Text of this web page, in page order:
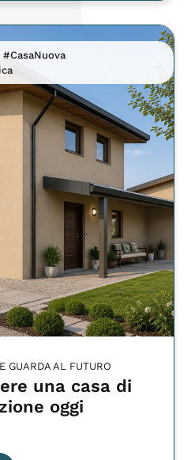
GUARDA AL FUTURO
una casa di
oggi